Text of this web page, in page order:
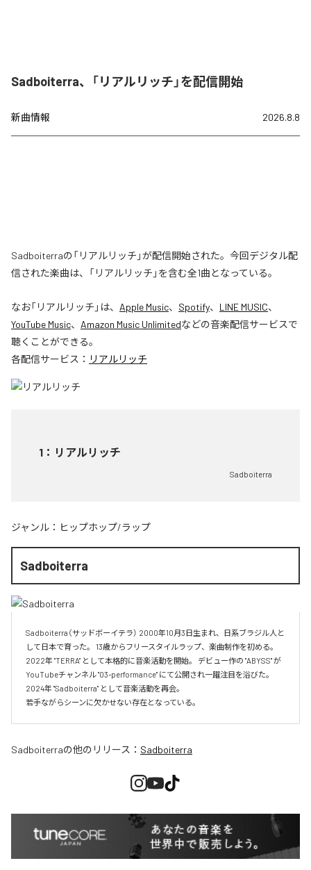
Sadboiterra、「リアルリッチ」を配信開始
新曲情報 2026.8.8
Sadboiterraの「リアルリッチ」が配信開始された。今回デジタル配
信された楽曲は、「リアルリッチ」を含む全1曲となっている。
なお「リアルリッチ 」は、 Apple Music、 Spotify、 LINE MUSIC、
YouTube Music、 Amazon Music Unlimitedなどの音楽配信サービスで
聴くことができる。
各配信サービス： リアルリッチ
1 ： リアルリッチ
Sadboiterra
ジャンル： ヒップホップ/ラップ
Sadboiterra
Sadboiterra（サッドボーイテラ） 2000年10月3日生まれ、日系ブラジル人と
して日本で育った。 13歳からフリースタイルラップ、楽曲制作を初める。
2022年 "TERRA" として本格的に音楽活動を開始。 デビュー作の "ABYSS" が
YouTubeチャンネル "03-performance" にて公開され一躍注目を浴びた。
2024年 "Sadboiterra" として音楽活動を再会。
若手ながらシーンに欠かせない存在となっている。
Sadboiterraの他のリリース： Sadboiterra